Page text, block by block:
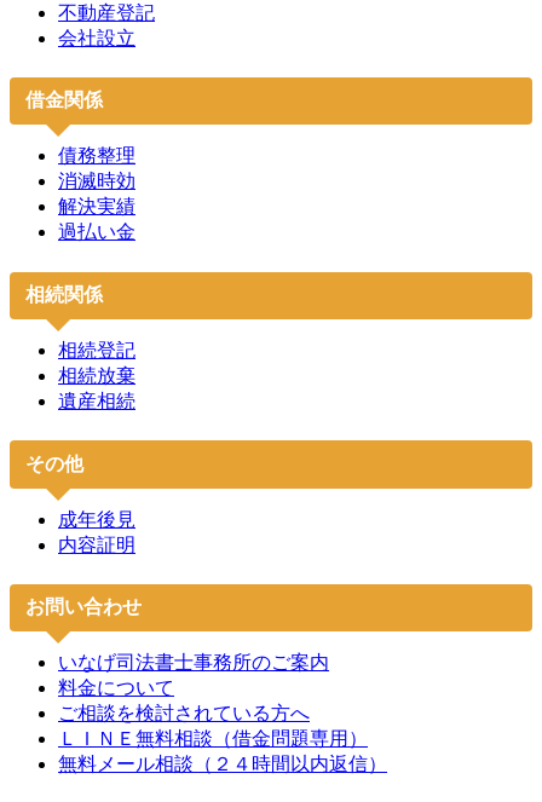
不動産登記
会社設立
借金関係
債務整理
消滅時効
解決実績
過払い金
相続関係
相続登記
相続放棄
遺産相続
その他
成年後見
内容証明
お問い合わせ
いなげ司法書士事務所のご案内
料金について
ご相談を検討されている方へ
ＬＩＮＥ無料相談（借金問題専用）
無料メール相談（２４時間以内返信）